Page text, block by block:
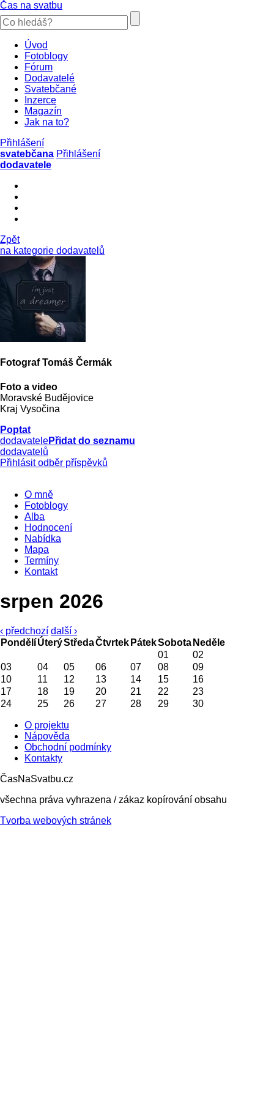
Čas na svatbu
Úvod
Fotoblogy
Fórum
Dodavatelé
Svatebčané
Inzerce
Magazín
Jak na to?
Přihlášení
svatebčana Přihlášení
dodavatele
Zpět
na kategorie dodavatelů
Fotograf Tomáš Čermák
Foto a video
Moravské Budějovice
Kraj Vysočina
Poptat
dodavatelePřidat do seznamu
dodavatelů
Přihlásit odběr příspěvků
O mně
Fotoblogy
Alba
Hodnocení
Nabídka
Mapa
Termíny
Kontakt
srpen 2026
‹ předchozí další ›
PondělíÚterýStředaČtvrtek PátekSobota Neděle
01
02
03
04 05 06 07 08
09
10
11 12 13 14 15
16
17
18 19 20 21 22
23
24
25 26 27 28 29 30
O projektu
Nápověda
Obchodní podmínky
Kontakty
ČasNaSvatbu.cz
všechna práva vyhrazena / zákaz kopírování obsahu
Tvorba webových stránek